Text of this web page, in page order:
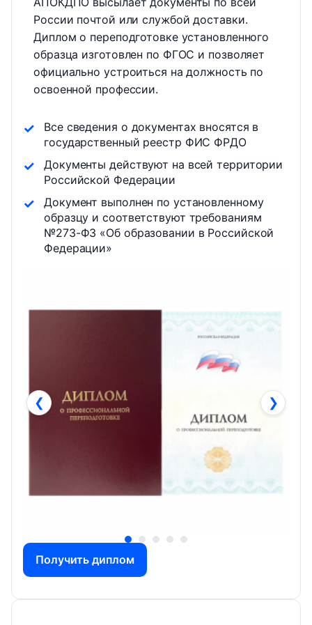
России почтой или службой доставки.
Диплом о переподготовке установленного
образца изготовлен по ФГОС и позволяет
официально устроиться на должность по
освоенной профессии.
Все сведения о документах вносятся в
государственный реестр ФИС ФРДО
Документы действуют на всей территории
Российской Федерации
Документ выполнен по установленному
образцу и соответствуют требованиям
№273-ФЗ «Об образовании в Российской
Федерации»
❮ ❯
Получить диплом